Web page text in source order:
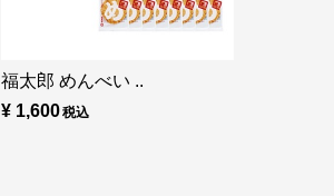
福太郎 めんべい ..
¥ 1,600